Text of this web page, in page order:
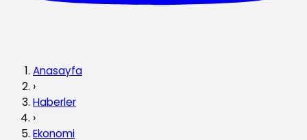
Anasayfa
›
Haberler
›
Ekonomi